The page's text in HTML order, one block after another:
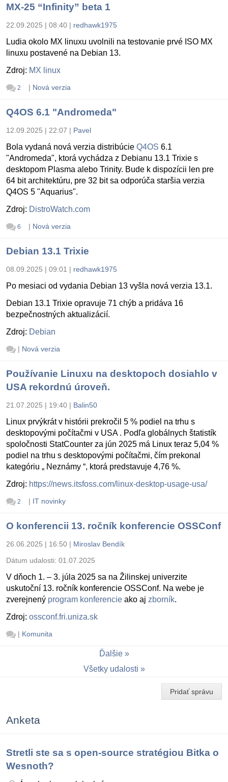
MX-25 “Infinity” beta 1
22.09.2025 | 08:40 | redhawk1975
Ludia okolo MX linuxu uvolnili na testovanie prvé ISO MX
linuxu postavené na Debian 13.
Zdroj: MX linux
2 | Nová verzia
Q4OS 6.1 "Andromeda"
12.09.2025 | 22:07 | Pavel
Bola vydaná nová verzia distribúcie Q4OS 6.1
"Andromeda", ktorá vychádza z Debianu 13.1 Trixie s
desktopom Plasma alebo Trinity. Bude k dispozícii len pre
64 bit architektúru, pre 32 bit sa odporúča staršia verzia
Q4OS 5 "Aquarius".
Zdroj: DistroWatch.com
6 | Nová verzia
Debian 13.1 Trixie
08.09.2025 | 09:01 | redhawk1975
Po mesiaci od vydania Debian 13 vyšla nová verzia 13.1.
Debian 13.1 Trixie opravuje 71 chýb a pridáva 16
bezpečnostných aktualizácií.
Zdroj: Debian
| Nová verzia
Používanie Linuxu na desktopoch dosiahlo v
USA rekordnú úroveň.
21.07.2025 | 19:40 | Balin50
Linux prvýkrát v histórii prekročil 5 % podiel na trhu s
desktopovými počítačmi v USA . Podľa globálnych štatistík
spoločnosti StatCounter za jún 2025 má Linux teraz 5,04 %
podiel na trhu s desktopovými počítačmi, čím prekonal
kategóriu „ Neznámy “, ktorá predstavuje 4,76 %.
Zdroj: https://news.itsfoss.com/linux-desktop-usage-usa/
2 | IT novinky
O konferencii 13. ročník konferencie OSSConf
26.06.2025 | 16:50 | Miroslav Bendík
Dátum udalosti: 01.07.2025
V dňoch 1. – 3. júla 2025 sa na Žilinskej univerzite
uskutoční 13. ročník konferencie OSSConf. Na webe je
zverejnený program konferencie ako aj zborník.
Zdroj: ossconf.fri.uniza.sk
| Komunita
Ďalšie
Všetky udalosti
Pridať správu
Anketa
Stretli ste sa s open-source stratégiou Bitka o
Wesnoth?